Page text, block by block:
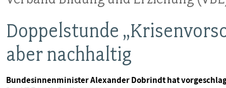
POSITIONEN
AUSBILDUNGSINFORMATIONEN
INTERNATIONALES
Doppelstunde
aber nachhaltig
Bundesinnenminister Alexander Dobrindt hat